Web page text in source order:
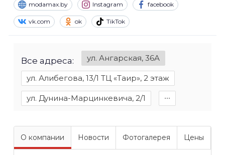
modamax.by Instagram facebook
vk.com ok TikTok
Все адреса: ул. Ангарская, 36А
ул. Алибегова, 13/1 ТЦ «Таир», 2 этаж
ул. Дунина-Марцинкевича, 2/1 ∙∙∙
О компании Новости Фотогалерея Цены